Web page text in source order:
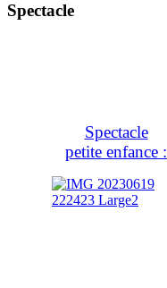
Spectacle
Spectacle
petite enfance :